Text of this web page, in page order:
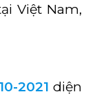
Việt Nam,
2021 diện